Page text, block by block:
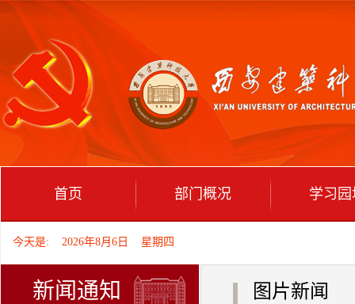
首页 部门概况 学习园
今天是: 2026年8月6日 星期四
新闻通知 图片新闻